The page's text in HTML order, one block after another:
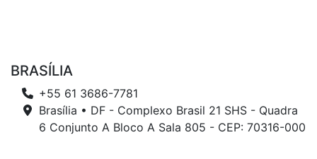
BRASÍLIA
+55 61 3686-7781
Brasília • DF - Complexo Brasil 21 SHS - Quadra
6 Conjunto A Bloco A Sala 805 - CEP: 70316-000